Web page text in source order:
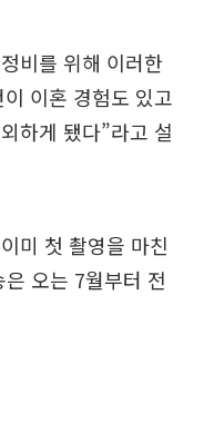
비를 위해 이러한
이혼 경험도 있고
하게 됐다”라고 설
미 첫 촬영을 마친
오는 7월부터 전